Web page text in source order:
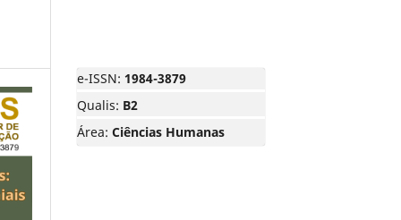
e-ISSN: 1984-3879
Qualis: B2
Área: Ciências Humanas